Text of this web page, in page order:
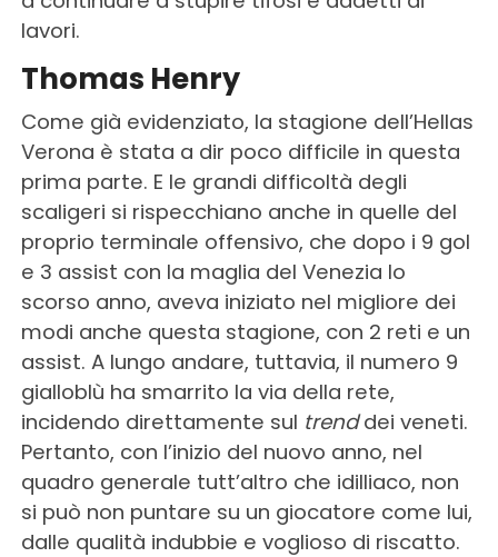
lavori.
Thomas Henry
Come già evidenziato, la stagione dell’Hellas
Verona è stata a dir poco difficile in questa
prima parte. E le grandi difficoltà degli
scaligeri si rispecchiano anche in quelle del
proprio terminale offensivo, che dopo i 9 gol
e 3 assist con la maglia del Venezia lo
scorso anno, aveva iniziato nel migliore dei
modi anche questa stagione, con 2 reti e un
assist. A lungo andare, tuttavia, il numero 9
gialloblù ha smarrito la via della rete,
incidendo direttamente sul trenddei veneti.
Pertanto, con l’inizio del nuovo anno, nel
quadro generale tutt’altro che idilliaco, non
si può non puntare su un giocatore come lui,
dalle qualità indubbie e voglioso di riscatto.